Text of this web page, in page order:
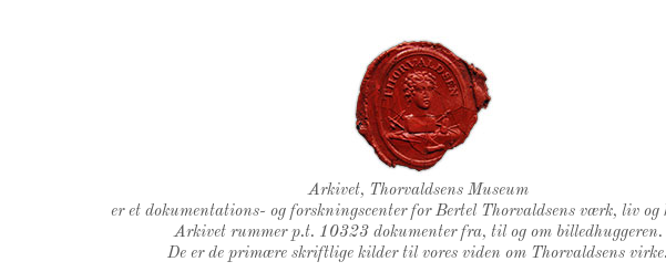
Thorvaldsens Segl
Arkivet, Thorvaldsens Museum
er et dokumentations- og forskningscenter for Bertel Thorvaldsens værk, liv og
Arkivet rummer p.t. 10323 dokumenter fra, til og om billedhuggeren.
De er de primære skriftlige kilder til vores viden om Thorvaldsens virke.